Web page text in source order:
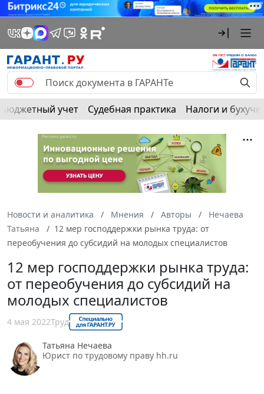
Бюджетный учет Судебная практика Налоги и
Новости и аналитика Мнения Авторы
Нечаева
Татьяна
12 мер господдержки рынка труда: от
переобучения до субсидий на молодых специалистов
12 мер господдержки рынка труда:
от переобучения до субсидий на
молодых специалистов
4 мая 2022Труд
Татьяна Нечаева
Юрист по трудовому праву hh.ru